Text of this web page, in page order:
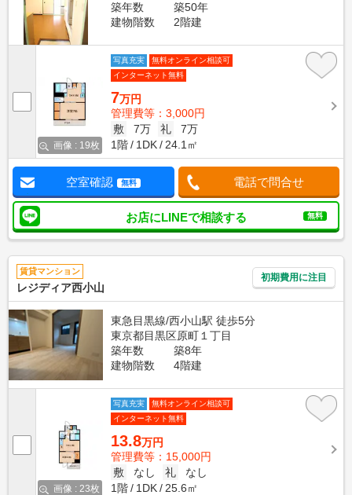
築年数
築50年
建物階数
2階建
画像 : 19枚
写真充実
無料オンライン相談可
インターネット無料
7万円
管理費等：3,000円
敷
7万 礼
7万
1階
1DK 24.1㎡
空室確認 無料 電話で問合せ
お店にLINEで相談する 無料
賃貸マンション
レジディア西小山
初期費用に注目
東急目黒線/西小山駅 徒歩5分
東京都目黒区原町１丁目
築年数
築8年
建物階数
4階建
画像 : 23枚
写真充実
無料オンライン相談可
インターネット無料
13.8万円
管理費等：15,000円
敷
なし 礼
なし
1階
1DK 25.6㎡